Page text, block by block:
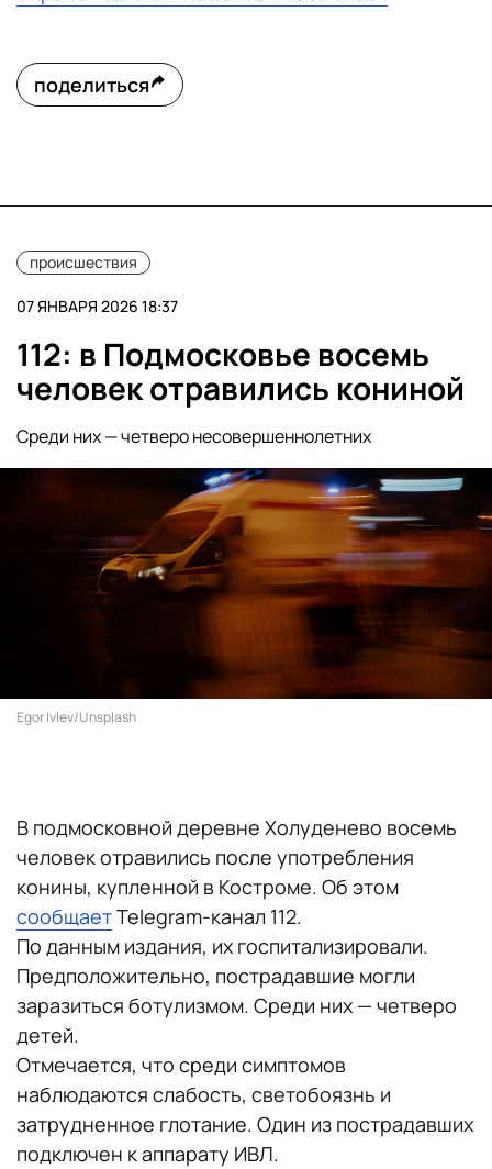
поделиться
происшествия
07 ЯНВАРЯ 2026 18:37
112: в Подмосковье восемь
человек отравились кониной
Среди них — четверо несовершеннолетних
Egor Ivlev/Unsplash
В подмосковной деревне Холуденево восемь
человек отравились после употребления
конины, купленной в Костроме. Об этом
сообщаетTelegram-канал 112.
По данным издания, их госпитализировали.
Предположительно, пострадавшие могли
заразиться ботулизмом. Среди них — четверо
детей.
Отмечается, что среди симптомов
наблюдаются слабость, светобоязнь и
затрудненное глотание. Один из пострадавших
подключен к аппарату ИВЛ.